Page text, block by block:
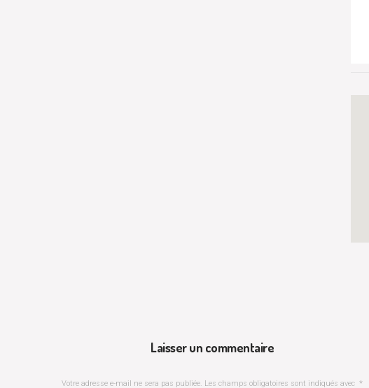
Laisser un commentaire
Votre adresse e-mail ne sera pas publiée. Les champs obligatoires sont indiqués avec *